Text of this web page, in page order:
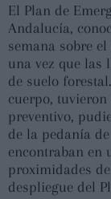
El Plan de
Andalucía,
semana sobre
una vez que las
de suelo
cuerpo,
preventivo,
de la pedanía
encontraban en
proximidades
despliegue del